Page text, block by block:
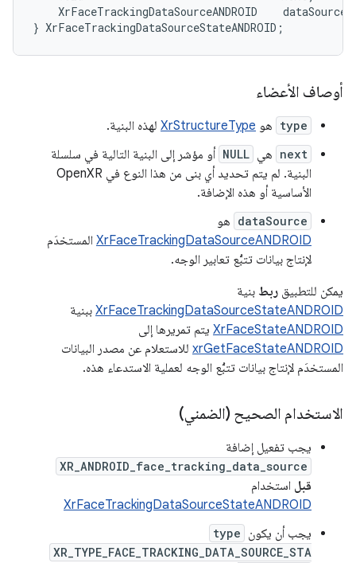
XrFaceTrackingDataSourceANDROID
dataSource
} XrFaceTrackingDataSourceStateANDROID ;
أوصاف الأعضاء
type هو XrStructureType لهذه البنية.
next هي NULL أو مؤشر إلى البنية التالية في سلسلة
البنية. لم يتم تحديد أي بنى من هذا النوع في OpenXR
الأساسية أو هذه الإضافة.
dataSource هو
XrFaceTrackingDataSourceANDROID المستخدَم
لإنتاج بيانات تتبُّع تعابير الوجه.
يمكن للتطبيق ربط بنية
XrFaceTrackingDataSourceStateANDROID ببنية
XrFaceStateANDROID يتم تمريرها إلى
xrGetFaceStateANDROID للاستعلام عن مصدر البيانات
المستخدَم لإنتاج بيانات تتبُّع الوجه لعملية الاستدعاء هذه.
الاستخدام الصحيح (الضمني)
يجب تفعيل إضافة
XR_ANDROID_face_tracking_data_source
قبل استخدام
XrFaceTrackingDataSourceStateANDROID
يجب أن يكون type
XR_TYPE_FACE_TRACKING_DATA_SOURCE_STA